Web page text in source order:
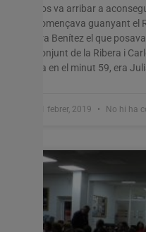
dos va arribar a
començava guanyant el
era Benítez el que
conjunt de la Ribera i
Ja en el minut 59, era
11 febrer, 2019 No hi ha